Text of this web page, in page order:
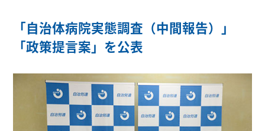
「自治体病院実態調査（中間報告）」
「政策提言案」を公表